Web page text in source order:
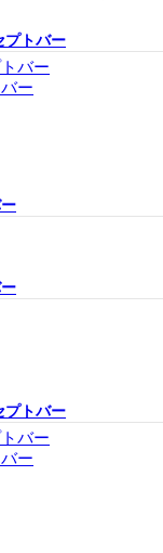
プトバー
バー
ー
プトバー
バー
ー